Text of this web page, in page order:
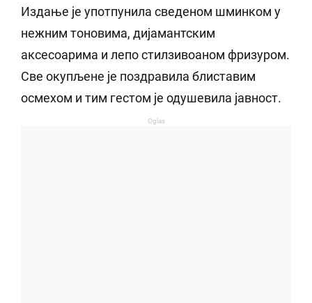
Издање је употпунила сведеном шминком у
нежним тоновима, дијамантским
аксесоарима и лепо стилзивоаном фризуром.
Све окупљене је поздравила блиставим
осмехом и тим гестом је одушевила јавност.
Oglas